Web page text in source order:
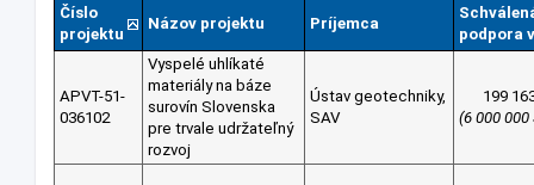
Číslo
projektu
Názov projektu Príjemca
podpora
APVT-51-
036102
Vyspelé uhlíkaté
materiály na báze
surovín Slovenska
pre trvale udržateľný
rozvoj
Ústav geotechniky,
SAV
199
(6 000 000